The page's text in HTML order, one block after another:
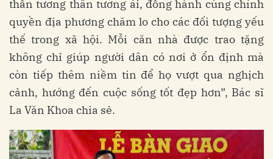
thần tương thân tương ái, đồng hành cùng chính
quyền địa phương chăm lo cho các đối tượng yếu
thế trong xã hội. Mỗi căn nhà được trao tặng
không chỉ giúp người dân có nơi ở ổn định mà
còn tiếp thêm niềm tin để họ vượt qua nghịch
cảnh, hướng đến cuộc sống tốt đẹp hơn”, Bác sĩ
La Văn Khoa chia sẻ.